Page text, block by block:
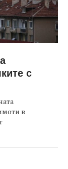
с
в